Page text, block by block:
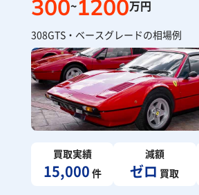
300~1200万円
308GTS・ベースグレードの相場例
買取実績
15,000 件
減額
ゼロ 買取